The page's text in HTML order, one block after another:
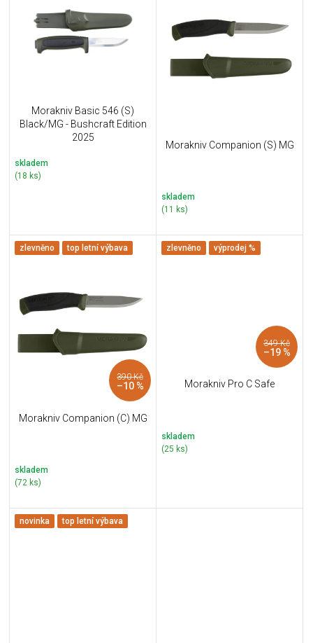
Morakniv Basic 546 (S)
Black/MG - Bushcraft Edition
2025
skladem
(18 ks)
Morakniv Companion (S) MG
skladem
(11 ks)
zlevněno top letní výbava
390 Kč
–10 %
Morakniv Companion (C) MG
skladem
(72 ks)
zlevněno výprodej %
349 Kč
–19 %
Morakniv Pro C Safe
skladem
(25 ks)
novinka top letní výbava